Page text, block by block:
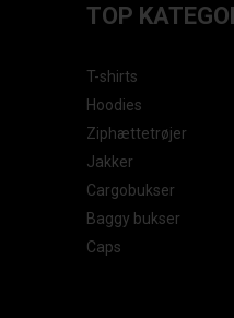
TOP
T-shirts
Hoodies
Ziphættetrøjer
Jakker
Cargobukser
Baggy bukser
Caps